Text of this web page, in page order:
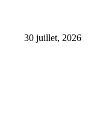
30 juillet, 2026